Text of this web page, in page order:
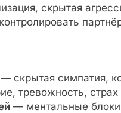
скрытая
— скрытая симпатия,
тревожность,
— ментальные